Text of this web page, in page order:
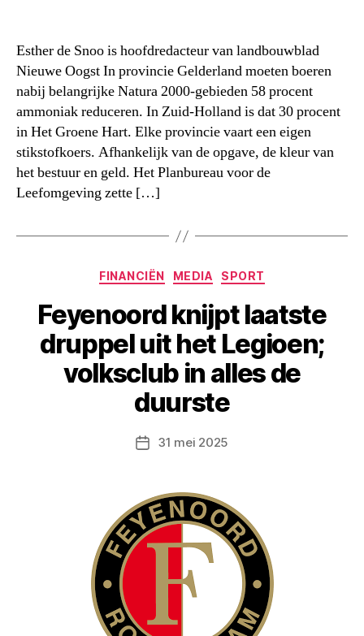
Esther de Snoo is hoofdredacteur van landbouwblad
Nieuwe Oogst In provincie Gelderland moeten boeren
nabij belangrijke Natura 2000-gebieden 58 procent
ammoniak reduceren. In Zuid-Holland is dat 30 procent
in Het Groene Hart. Elke provincie vaart een eigen
stikstofkoers. Afhankelijk van de opgave, de kleur van
het bestuur en geld. Het Planbureau voor de
Leefomgeving zette […]
Categorieën
FINANCIËN MEDIA SPORT
Feyenoord knijpt laatste
druppel uit het Legioen;
volksclub in alles de
duurste
Berichtdatum
31 mei 2025